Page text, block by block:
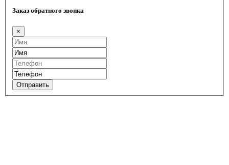
Заказ обратного звонка
×
Отправить